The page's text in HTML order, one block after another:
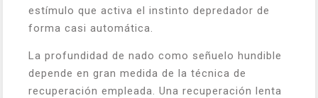
estímulo que activa el instinto depredador de
forma casi automática.
La profundidad de nado como señuelo hundible
depende en gran medida de la técnica de
recuperación empleada. Una recuperación lenta